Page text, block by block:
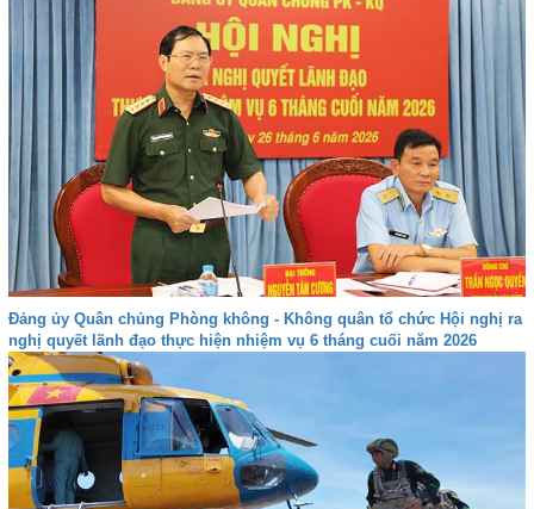
Đảng ủy Quân chủng Phòng không - Không quân tổ chức Hội nghị ra
nghị quyết lãnh đạo thực hiện nhiệm vụ 6 tháng cuối năm 2026